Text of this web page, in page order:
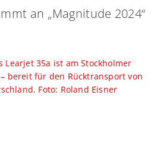
an „Magnitude 2024“